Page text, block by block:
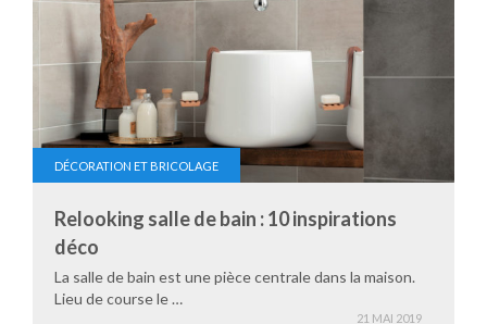
DÉCORATION ET BRICOLAGE
Relooking salle de bain : 10 inspirations
déco
La salle de bain est une pièce centrale dans la maison.
Lieu de course le …
21 MAI 2019